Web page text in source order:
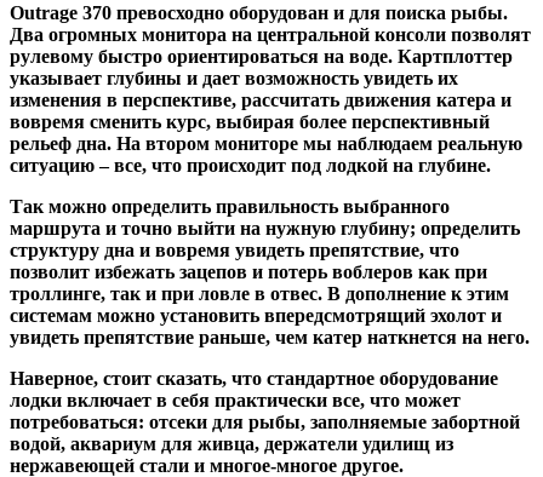
Outrage 370 превосходно оборудован и для поиска рыбы.
Два огромных монитора на центральной консоли позволят
рулевому быстро ориентироваться на воде. Картплоттер
указывает глубины и дает возможность увидеть их
изменения в перспективе, рассчитать движения катера и
вовремя сменить курс, выбирая более перспективный
рельеф дна. На втором мониторе мы наблюдаем реальную
ситуацию – все, что происходит под лодкой на глубине.
Так можно определить правильность выбранного
маршрута и точно выйти на нужную глубину; определить
структуру дна и вовремя увидеть препятствие, что
позволит избежать зацепов и потерь воблеров как при
троллинге, так и при ловле в отвес. В дополнение к этим
системам можно установить впередсмотрящий эхолот и
увидеть препятствие раньше, чем катер наткнется на него.
Наверное, стоит сказать, что стандартное оборудование
лодки включает в себя практически все, что может
потребоваться: отсеки для рыбы, заполняемые забортной
водой, аквариум для живца, держатели удилищ из
нержавеющей стали и многое-многое другое.